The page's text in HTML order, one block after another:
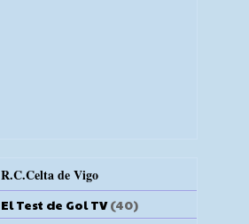
R.C.Celta de Vigo
El Test de Gol TV (40)